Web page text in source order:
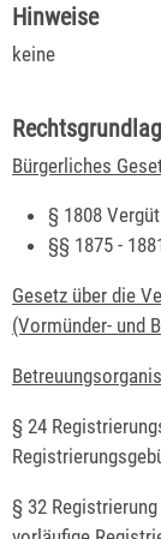
Hinweise
keine
Bürgerliches
§ 1808
§§ 1875 -
Gesetz über die
(Vormünder- und
§ 24
§ 32